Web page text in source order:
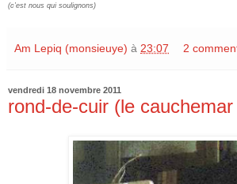
(c’est nous qui soulignons)
Am Lepiq (monsieuye) à 23:07 2
vendredi 18 novembre 2011
rond-de-cuir (le cauchemar